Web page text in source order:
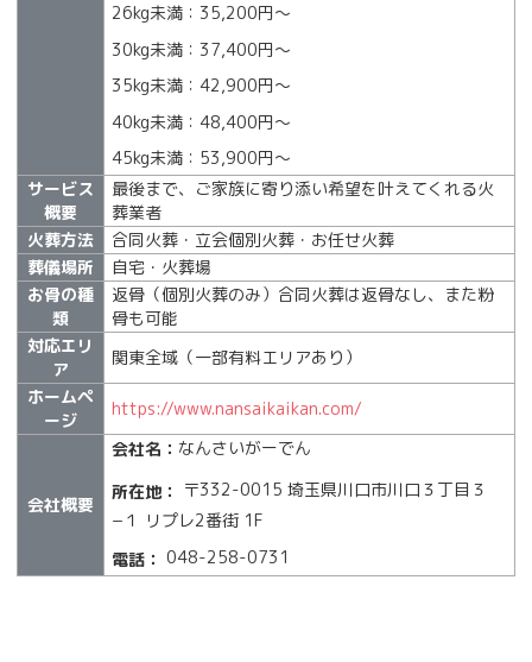
26kg未満：35,200円〜
30kg未満：37,400円〜
35kg未満：42,900円〜
40kg未満：48,400円〜
45kg未満：53,900円〜
サービス
概要
最後まで、ご家族に寄り添い希望を叶えてくれる火
葬業者
火葬方法
合同火葬・立会個別火葬・お任せ火葬
葬儀場所
自宅・火葬場
お骨の種
類
返骨（個別火葬のみ）合同火葬は返骨なし、また粉
骨も可能
対応エリ
ア
関東全域（一部有料エリアあり）
ホームペ
ージ
https://www.nansaikaikan.com/
会社概要
会社名： なんさいがーでん
所在地：
〒332-0015 埼玉県川口市川口３丁目３
−１ リプレ2番街 1F
電話： 048-258-0731